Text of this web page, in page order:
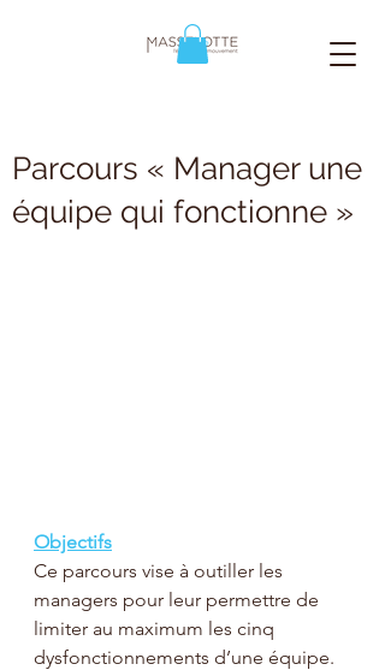
Parcours « Manager une
équipe qui fonctionne »
Objectifs
Ce parcours vise à outiller les
managers pour leur permettre de
limiter au maximum les cinq
dysfonctionnements d’une équipe.